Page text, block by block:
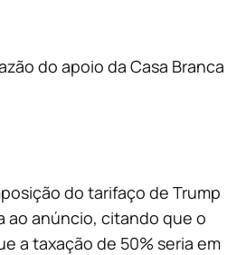
do apoio da Casa Branca
do tarifaço de Trump
ao anúncio, citando que o
a taxação de 50% seria em